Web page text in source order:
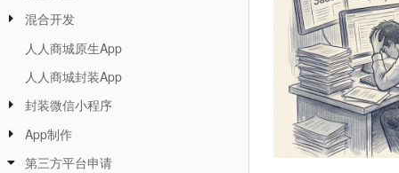
混合开发
人人商城原生App
人人商城封装App
封装微信小程序
App制作
第三方平台申请